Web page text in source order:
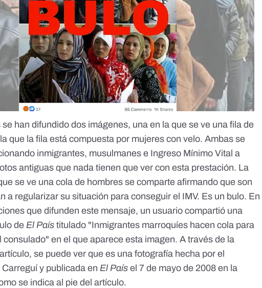
han difundido dos imágenes, una en la que se ve una fila de
que la fila está compuesta por mujeres con velo. Ambas se
inmigrantes, musulmanes e Ingreso Mínimo Vital a
antiguas que nada tienen que ver con esta prestación. La
se ve una cola de hombres se comparte afirmando que son
a regularizar su situación para conseguir el IMV. Es un bulo. En
que difunden este mensaje, un usuario compartió una
deEl País titulado "Inmigrantes marroquíes hacen cola para
consulado" en el que aparece esta imagen. A través de la
se puede ver que es una fotografía hecha por el
y publicada enEl País el 7 de mayo de 2008 en la
se indica al pie del artículo.